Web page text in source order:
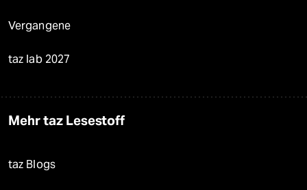
Vergangene
taz lab 2027
Mehr taz Lesestoff
taz Blogs